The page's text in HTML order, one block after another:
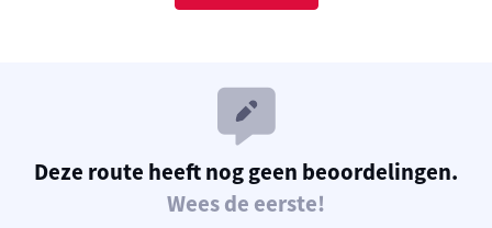
Deze route heeft nog geen beoordelingen.
Wees de eerste!